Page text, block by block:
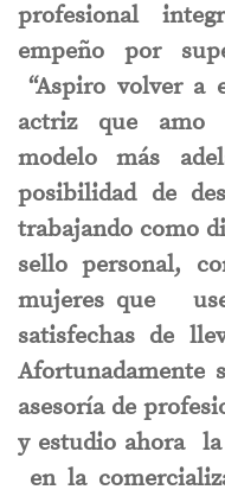
profesional
empeño por
“Aspiro volver a
actriz que amo
modelo más
posibilidad de
trabajando como
sello personal,
mujeres que
satisfechas de
Afortunadamente
asesoría de
y estudio ahora
en la